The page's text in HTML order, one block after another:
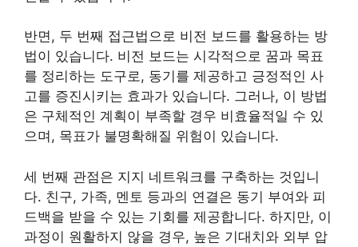
반면, 두 번째 접근법으로 비전 보드를 활용하는 방
법이 있습니다. 비전 보드는 시각적으로 꿈과 목표
를 정리하는 도구로, 동기를 제공하고 긍정적인 사
고를 증진시키는 효과가 있습니다. 그러나, 이 방법
은 구체적인 계획이 부족할 경우 비효율적일 수 있
으며, 목표가 불명확해질 위험이 있습니다.
세 번째 관점은 지지 네트워크를 구축하는 것입니
다. 친구, 가족, 멘토 등과의 연결은 동기 부여와 피
드백을 받을 수 있는 기회를 제공합니다. 하지만, 이
과정이 원활하지 않을 경우, 높은 기대치와 외부 압